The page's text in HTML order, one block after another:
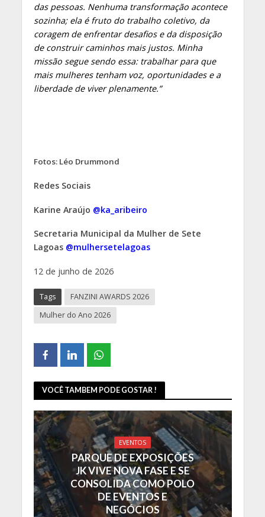
das pessoas. Nenhuma transformação acontece
sozinha; ela é fruto do trabalho coletivo, da
coragem de enfrentar desafios e da disposição
de construir caminhos mais justos. Minha
missão segue sendo essa: trabalhar para que
mais mulheres tenham voz, oportunidades e a
liberdade de viver plenamente.”
Fotos: Léo Drummond
Redes Sociais
Karine Araújo @ka_aribeiro
Secretaria Municipal da Mulher de Sete
Lagoas @mulhersetelagoas
12 de junho de 2026
Tags
FANZINI AWARDS 2026
Mulher do Ano 2026
VOCÊ TAMBEM PODE GOSTAR !
EVENTOS
PARQUE DE EXPOSIÇÕES
JK VIVE NOVA FASE E SE
CONSOLIDA COMO POLO
DE EVENTOS E
NEGÓCIOS